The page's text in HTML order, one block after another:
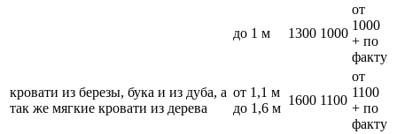
кровати из березы, бука и из дуба, а
так же мягкие кровати из дерева
до 1 м 1300 1000
от
1000
+ по
факту
от 1,1 м
до 1,6 м
1600 1100
от
1100
+ по
факту